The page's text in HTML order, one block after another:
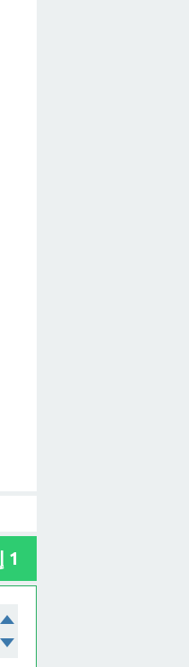
1